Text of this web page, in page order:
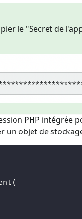
le "Secret de
PHP
un objet de
(